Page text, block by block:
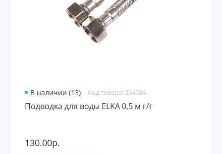
В наличии (13) Код товара: 234594
Подводка для воды ELKA 0,5 м г/г
130.00р.